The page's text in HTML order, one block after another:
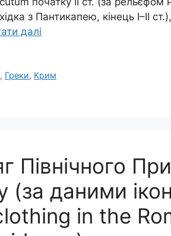
з Пантикапею, кінець І–ІІ
далі
, Греки, Крим
Північного
(за даними
in the